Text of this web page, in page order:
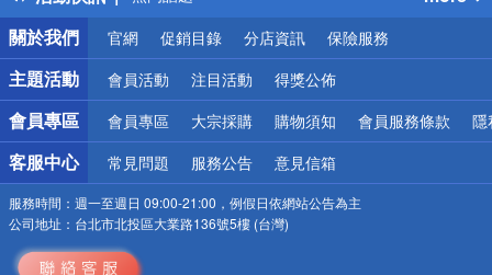
銀行優惠
偏遠地區配送
詐騙網頁！請小心！
關於我們
官網 促銷目錄 分店資訊 保險服務
主題活動 會員活動 注目活動 得獎公佈
會員專區 會員專區 大宗採購 購物須知 會員服務條款 隱
客服中心 常見問題 服務公告 意見信箱
服務時間： 週一至週日 09:00-21:00，例假日依網站公告為主
公司地址： 台北市北投區大業路136號5樓 (台灣)